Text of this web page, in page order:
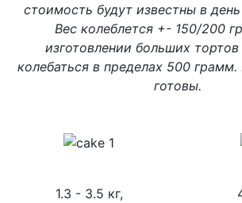
стоимость будут известны в
Вес колеблется +- 150/200
изготовлении больших
колебаться в пределах 500
готовы.
1.3 - 3.5 кг,